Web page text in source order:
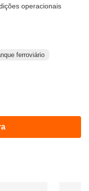
operacionais
ferroviário